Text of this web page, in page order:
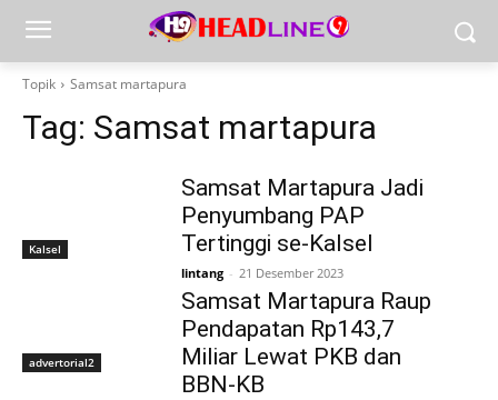
Topik Samsat martapura
Tag: Samsat martapura
Kalsel
Samsat Martapura Jadi
Penyumbang PAP
Tertinggi se-Kalsel
lintang - 21 Desember 2023
advertorial2
Samsat Martapura Raup
Pendapatan Rp143,7
Miliar Lewat PKB dan
BBN-KB